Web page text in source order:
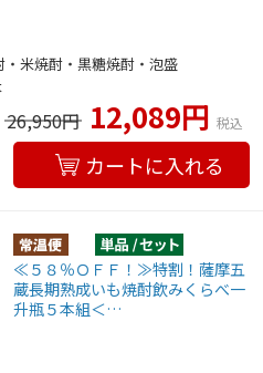
米焼酎・黒糖焼酎・泡盛
26,950円 12,089円 税込
カートに入れる
≪５８％ＯＦＦ！≫特割！薩摩五
蔵長期熟成いも焼酎飲みくらべ一
升瓶５本組＜…